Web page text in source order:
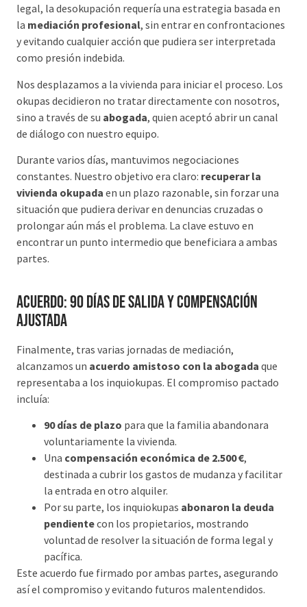
legal, la desokupación requería una estrategia basada en
la mediación profesional, sin entrar en confrontaciones
y evitando cualquier acción que pudiera ser interpretada
como presión indebida.
Nos desplazamos a la vivienda para iniciar el proceso. Los
okupas decidieron no tratar directamente con nosotros,
sino a través de su abogada, quien aceptó abrir un canal
de diálogo con nuestro equipo.
Durante varios días, mantuvimos negociaciones
constantes. Nuestro objetivo era claro: recuperar la
vivienda okupada en un plazo razonable, sin forzar una
situación que pudiera derivar en denuncias cruzadas o
prolongar aún más el problema. La clave estuvo en
encontrar un punto intermedio que beneficiara a ambas
partes.
Acuerdo: 90 días de salida y compensación
ajustada
Finalmente, tras varias jornadas de mediación,
alcanzamos un acuerdo amistoso con la abogada que
representaba a los inquiokupas. El compromiso pactado
incluía:
90 días de plazo para que la familia abandonara
voluntariamente la vivienda.
Una compensación económica de 2.500 €,
destinada a cubrir los gastos de mudanza y facilitar
la entrada en otro alquiler.
Por su parte, los inquiokupas abonaron la deuda
pendientecon los propietarios, mostrando
voluntad de resolver la situación de forma legal y
pacífica.
Este acuerdo fue firmado por ambas partes, asegurando
así el compromiso y evitando futuros malentendidos.